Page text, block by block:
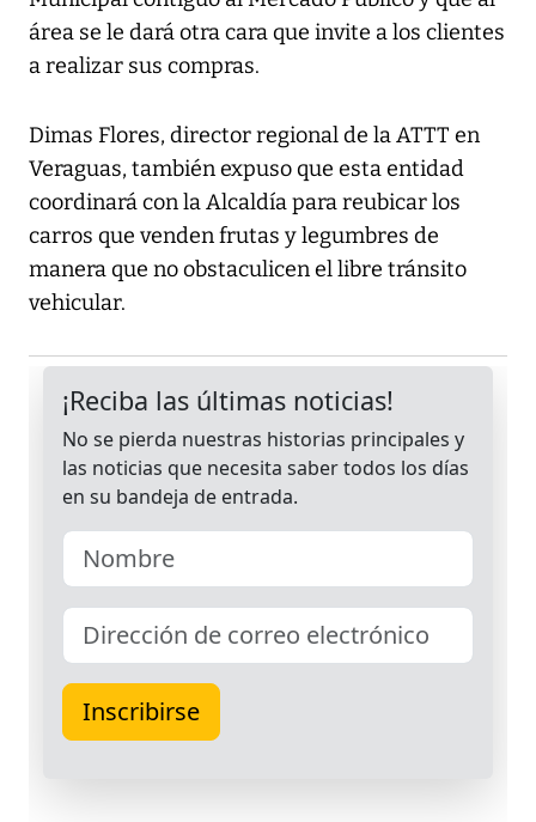
área se le dará otra cara que invite a los clientes
a realizar sus compras.
Dimas Flores, director regional de la ATTT en
Veraguas, también expuso que esta entidad
coordinará con la Alcaldía para reubicar los
carros que venden frutas y legumbres de
manera que no obstaculicen el libre tránsito
vehicular.